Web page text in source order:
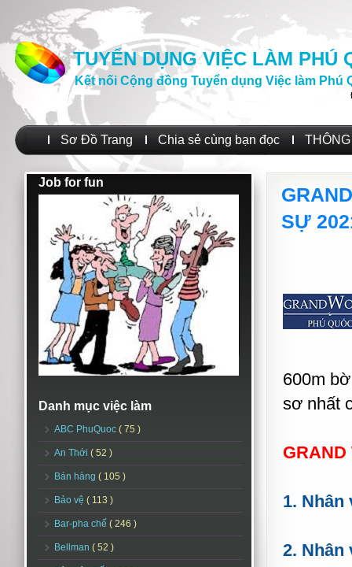
TUYỂN DỤNG VIỆC LÀM PHÚ
Kết nối Cộng đồng Tuyển dụng Việc làm Phú
Sơ Đồ Trang Chia sẻ cùng bạn đọc
Job for fun
Danh mục việc làm
ABC PhuQuoc ( 75 )
An Thới ( 52 )
Bán hàng ( 105 )
Bảo vệ ( 113 )
Bar-pha chế ( 246 )
Bellman ( 52 )
SỰ
600m
sơ nhất
GRAND
1.
2. Nhân